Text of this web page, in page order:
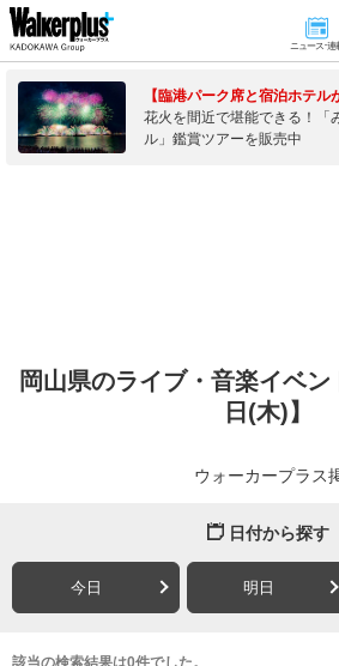
ニュース･連
【臨港パーク席と宿泊ホテル
花火を間近で堪能できる！「
ル」鑑賞ツアーを販売中
岡山県のライブ・音楽イベ
日(木)】
ウォーカープラス
日付から探す
今日 明日
該当の検索結果は0件でした。